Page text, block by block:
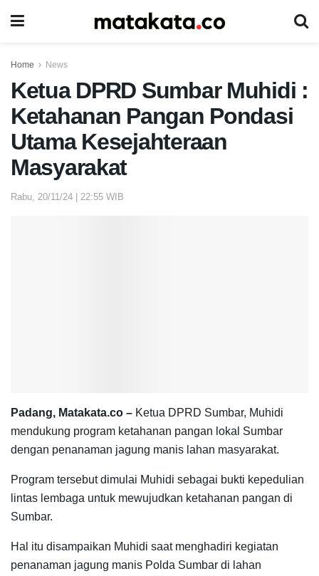
Home News
Ketua DPRD Sumbar Muhidi :
Ketahanan Pangan Pondasi
Utama Kesejahteraan
Masyarakat
Rabu, 20/11/24 | 22:55 WIB
Padang, Matakata.co – Ketua DPRD Sumbar, Muhidi
mendukung program ketahanan pangan lokal Sumbar
dengan penanaman jagung manis lahan masyarakat.
Program tersebut dimulai Muhidi sebagai bukti kepedulian
lintas lembaga untuk mewujudkan ketahanan pangan di
Sumbar.
Hal itu disampaikan Muhidi saat menghadiri kegiatan
penanaman jagung manis Polda Sumbar di lahan